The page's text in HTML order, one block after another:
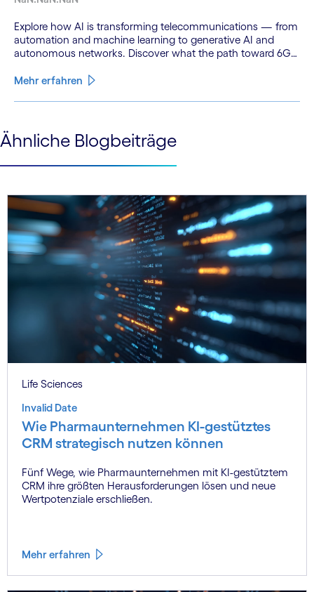
Explore how AI is transforming telecommunications — from
automation and machine learning to generative AI and
autonomous networks. Discover what the path toward 6G
Mehr erfahren
See more See less
Ähnliche Blogbeiträge
Life Sciences
Invalid Date
Wie Pharmaunternehmen KI-gestütztes
CRM strategisch nutzen können
Fünf Wege, wie Pharmaunternehmen mit KI-gestütztem
CRM ihre größten Herausforderungen lösen und neue
Wertpotenziale erschließen.
Mehr erfahren